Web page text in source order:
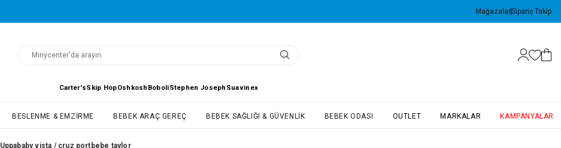
MağazalarSipariş Takip
Carter'sSkip HopOshkosh BoboliStephen Joseph Suavinex
BESLENME & EMZIRME BEBEK ARAÇ GEREÇ BEBEK SAĞLIĞI & GÜVENLIK BEBEK ODASI OUTLET MARKALAR KAMPANYALAR
Uppababy vista / cruz portbebe taylor